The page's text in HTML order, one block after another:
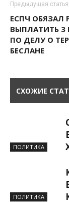
Предыдущая статья
ЕСПЧ ОБЯЗАЛ
ВЫПЛАТИТЬ 3
ПО ДЕЛУ О
БЕСЛАНЕ
СХОЖИЕ
ПОЛИТИКА
ПОЛИТИКА